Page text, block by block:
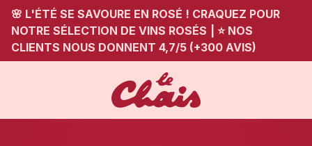
🌸 L'ÉTÉ SE SAVOURE EN ROSÉ ! CRAQUEZ POUR
NOTRE SÉLECTION DE VINS ROSÉS
⭐ NOS
CLIENTS NOUS DONNENT 4,7/5 (+300 AVIS)